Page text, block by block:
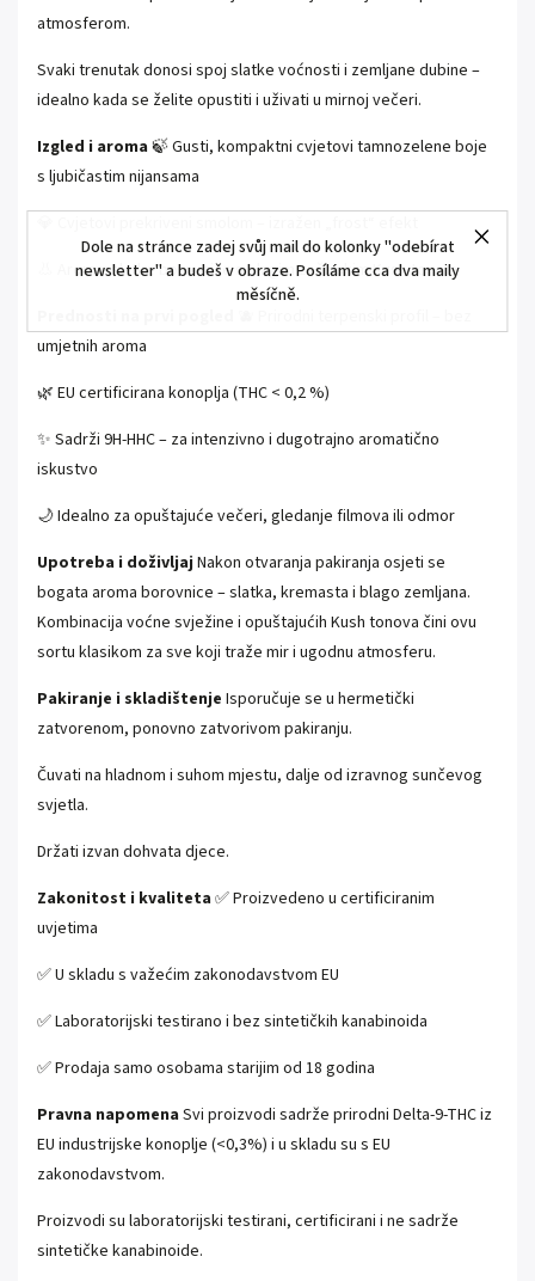
Dole na stránce zadej svůj mail do kolonky "odebírat
newsletter" a budeš v obraze. Posíláme cca dva maily
měsíčně.
atmosferom.
Svaki trenutak donosi spoj slatke voćnosti i zemljane dubine –
idealno kada se želite opustiti i uživati u mirnoj večeri.
Izgled i aroma 🍃 Gusti, kompaktni cvjetovi tamnozelene boje
s ljubičastim nijansama
👃 Aroma: slatke borovnice s blagim začinskim Kush tonom
umjetnih aroma
🌿 EU certificirana konoplja (THC < 0,2 %)
✨ Sadrži 9H-HHC – za intenzivno i dugotrajno aromatično
iskustvo
🌙 Idealno za opuštajuće večeri, gledanje filmova ili odmor
Upotreba i doživljaj Nakon otvaranja pakiranja osjeti se
bogata aroma borovnice – slatka, kremasta i blago zemljana.
Kombinacija voćne svježine i opuštajućih Kush tonova čini ovu
sortu klasikom za sve koji traže mir i ugodnu atmosferu.
Pakiranje i skladištenje Isporučuje se u hermetički
zatvorenom, ponovno zatvorivom pakiranju.
Čuvati na hladnom i suhom mjestu, dalje od izravnog sunčevog
svjetla.
Držati izvan dohvata djece.
Zakonitost i kvaliteta ✅ Proizvedeno u certificiranim
uvjetima
✅ U skladu s važećim zakonodavstvom EU
✅ Laboratorijski testirano i bez sintetičkih kanabinoida
✅ Prodaja samo osobama starijim od 18 godina
Pravna napomena Svi proizvodi sadrže prirodni Delta-9-THC iz
EU industrijske konoplje (<0,3%) i u skladu su s EU
zakonodavstvom.
Proizvodi su laboratorijski testirani, certificirani i ne sadrže
sintetičke kanabinoide.